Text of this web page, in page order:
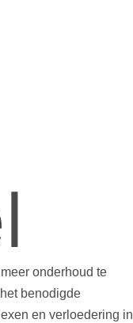
onderhoud te
benodigde
en verloedering in